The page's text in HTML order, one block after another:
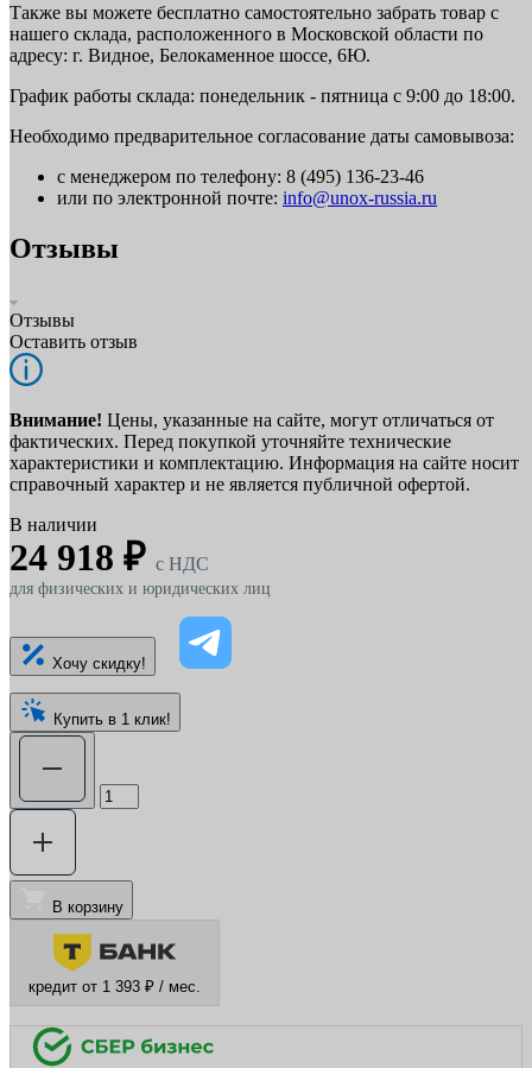
Также вы можете бесплатно самостоятельно забрать товар с
нашего склада, расположенного в Московской области по
адресу: г. Видное, Белокаменное шоссе, 6Ю.
График работы склада: понедельник - пятница с 9:00 до 18:00.
Необходимо предварительное согласование даты самовывоза:
с менеджером по телефону: 8 (495) 136-23-46
или по электронной почте: info@unox-russia.ru
Отзывы
Отзывы
Оставить отзыв
Внимание! Цены, указанные на сайте, могут отличаться от
фактических. Перед покупкой уточняйте технические
характеристики и комплектацию. Информация на сайте носит
справочный характер и не является публичной офертой.
В наличии
24 918 ₽ c НДС
для физических и юридических лиц
Хочу скидку!
Купить в 1 клик!
В корзину
кредит от 1 393 ₽ / мес.